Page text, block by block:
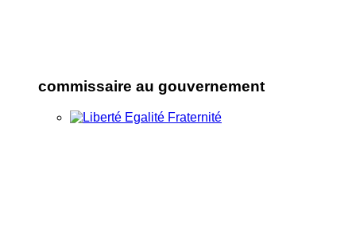
commissaire au gouvernement